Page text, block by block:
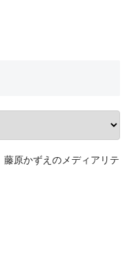
原かずえのメディアリテ